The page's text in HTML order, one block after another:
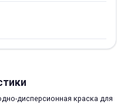
дисперсионная краска для